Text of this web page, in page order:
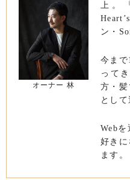
オーナー 林
上。
ン・
今ま
って
方・
とし
Web
好き
ます。